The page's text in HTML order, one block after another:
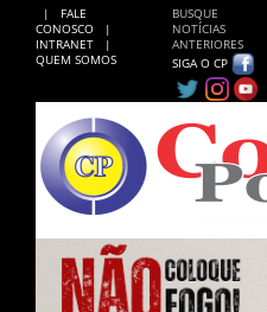
|
FALE
CONOSCO
|
INTRANET
|
QUEM SOMOS
BUSQUE
NOTÍCIAS
ANTERIORES
SIGA O CP